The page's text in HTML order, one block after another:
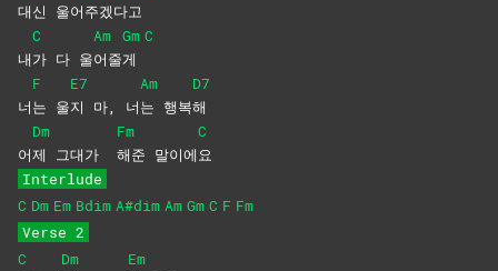
대신 울어주겠다고
내
C
가 다 울
Am
어줄
Gm
게
C
너
F
는 울
E7
지 마, 너
Am
는 행복
D7
해
어
Dm
제 그대가
Fm
해준 말이에
C
요
Interlude
C Dm Em Bdim A#dim Am Gm C F Fm
Verse 2
C
Dm
Em